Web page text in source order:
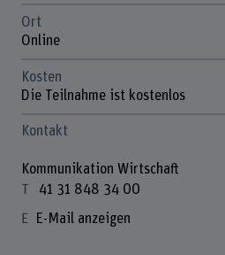
Ort
Online
Kosten
Die Teilnahme ist kostenlos
Kontakt
Kommunikation Wirtschaft
41 31 848 34 00
E-Mail anzeigen